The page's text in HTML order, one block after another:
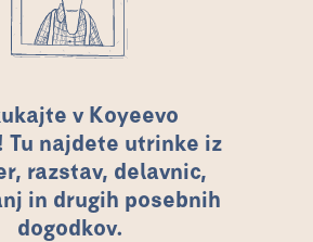
v Koyeevo
Tu najdete utrinke iz
razstav, delavnic,
in drugih posebnih
dogodkov.